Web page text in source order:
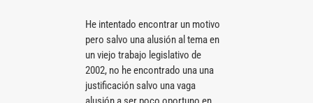
He intentado encontrar un motivo
pero salvo una alusión al tema en
un viejo trabajo legislativo de
2002, no he encontrado una una
justificación salvo una vaga